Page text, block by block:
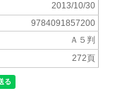
2013/10/30
9784091857200
Ａ５判
272頁